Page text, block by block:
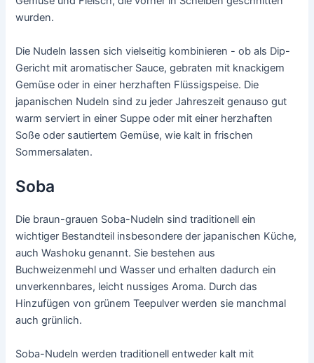
wurden.
Die Nudeln lassen sich vielseitig kombinieren - ob als Dip-
Gericht mit aromatischer Sauce, gebraten mit knackigem
Gemüse oder in einer herzhaften Flüssigspeise. Die
japanischen Nudeln sind zu jeder Jahreszeit genauso gut
warm serviert in einer Suppe oder mit einer herzhaften
Soße oder sautiertem Gemüse, wie kalt in frischen
Sommersalaten.
Soba
Die braun-grauen Soba-Nudeln sind traditionell ein
wichtiger Bestandteil insbesondere der japanischen Küche,
auch Washoku genannt. Sie bestehen aus
Buchweizenmehl und Wasser und erhalten dadurch ein
unverkennbares, leicht nussiges Aroma. Durch das
Hinzufügen von grünem Teepulver werden sie manchmal
auch grünlich.
Soba-Nudeln werden traditionell entweder kalt mit